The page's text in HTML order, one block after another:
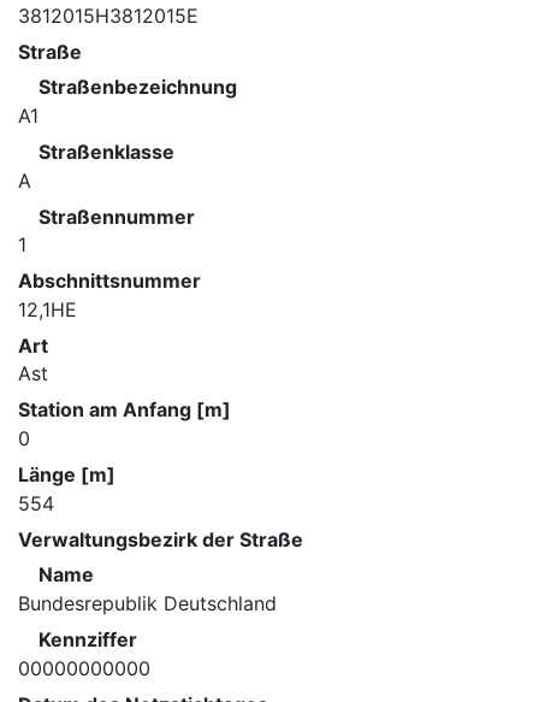
3812015H3812015E
Straße
Straßenbezeichnung
A1
Straßenklasse
A
Straßennummer
1
Abschnittsnummer
12,1HE
Art
Ast
Station am Anfang [m]
0
Länge [m]
554
Verwaltungsbezirk der Straße
Name
Bundesrepublik Deutschland
Kennziffer
00000000000